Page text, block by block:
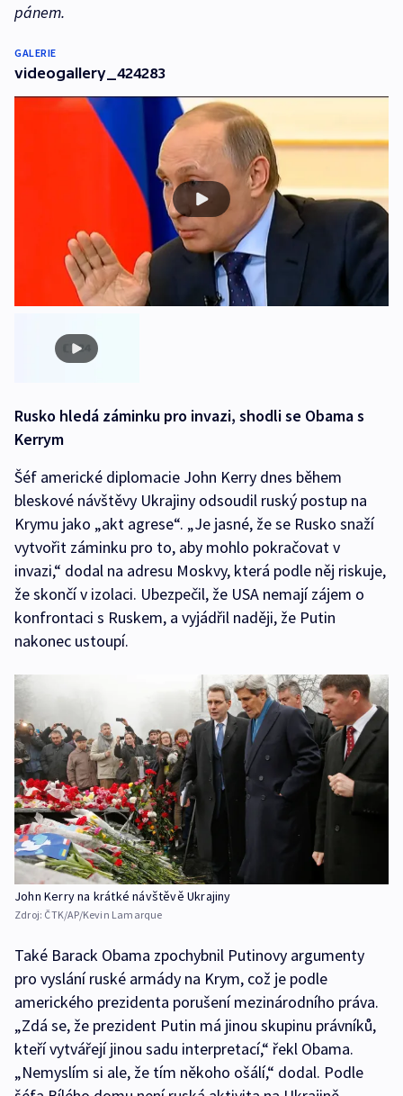
pánem.
GALERIE
videogallery_424283
Rusko hledá záminku pro invazi, shodli se Obama s
Kerrym
Šéf americké diplomacie John Kerry dnes během
bleskové návštěvy Ukrajiny odsoudil ruský postup na
Krymu jako „akt agrese“. „Je jasné, že se Rusko snaží
vytvořit záminku pro to, aby mohlo pokračovat v
invazi,“ dodal na adresu Moskvy, která podle něj riskuje,
že skončí v izolaci. Ubezpečil, že USA nemají zájem o
konfrontaci s Ruskem, a vyjádřil naději, že Putin
nakonec ustoupí.
John Kerry na krátké návštěvě Ukrajiny
Zdroj: ČTK/AP/Kevin Lamarque
Také Barack Obama zpochybnil Putinovy argumenty
pro vyslání ruské armády na Krym, což je podle
amerického prezidenta porušení mezinárodního práva.
„Zdá se, že prezident Putin má jinou skupinu právníků,
kteří vytvářejí jinou sadu interpretací,“ řekl Obama.
„Nemyslím si ale, že tím někoho ošálí,“ dodal. Podle